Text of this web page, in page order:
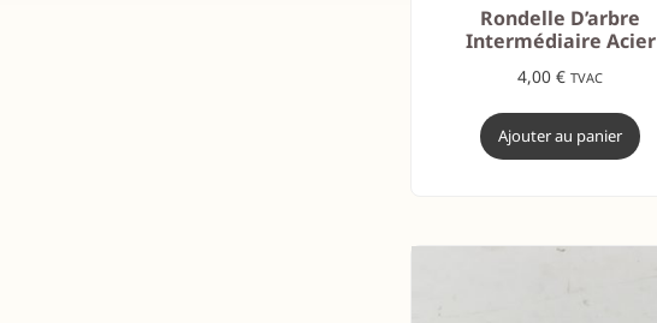
Rondelle D’arbre
Intermédiaire Acier
4,00€ TVAC
Ajouter au panier